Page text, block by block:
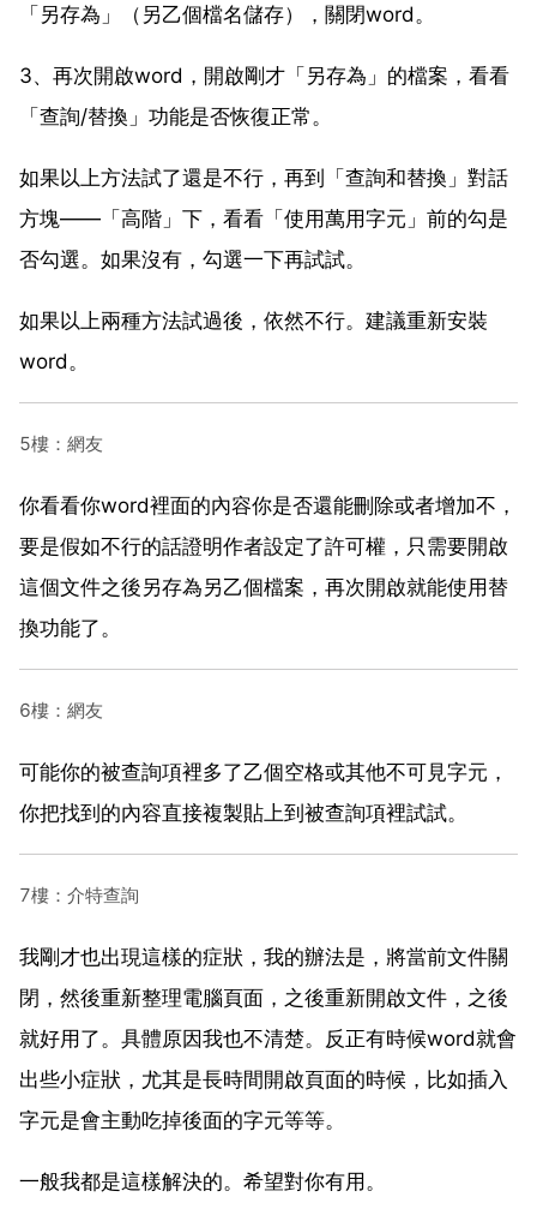
「另存為」（另乙個檔名儲存），關閉word。
3、再次開啟word，開啟剛才「另存為」的檔案，看看
「查詢/替換」功能是否恢復正常。
如果以上方法試了還是不行，再到「查詢和替換」對話
方塊——「高階」下，看看「使用萬用字元」前的勾是
否勾選。如果沒有，勾選一下再試試。
如果以上兩種方法試過後，依然不行。建議重新安裝
word。
5樓：網友
你看看你word裡面的內容你是否還能刪除或者增加不，
要是假如不行的話證明作者設定了許可權，只需要開啟
這個文件之後另存為另乙個檔案，再次開啟就能使用替
換功能了。
6樓：網友
可能你的被查詢項裡多了乙個空格或其他不可見字元，
你把找到的內容直接複製貼上到被查詢項裡試試。
7樓：介特查詢
我剛才也出現這樣的症狀，我的辦法是，將當前文件關
閉，然後重新整理電腦頁面，之後重新開啟文件，之後
就好用了。具體原因我也不清楚。反正有時候word就會
出些小症狀，尤其是長時間開啟頁面的時候，比如插入
字元是會主動吃掉後面的字元等等。
一般我都是這樣解決的。希望對你有用。